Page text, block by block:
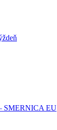
SMERNICA EU